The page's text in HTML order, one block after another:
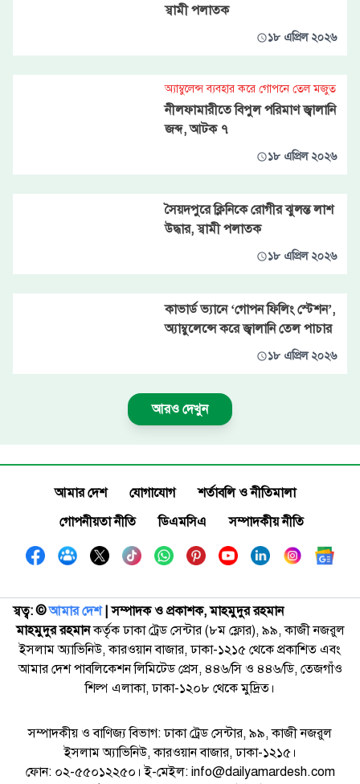
স্বামী পলাতক
১৮ এপ্রিল ২০২৬
অ্যাম্বুলেন্স ব্যবহার করে গোপনে তেল মজুত
নীলফামারীতে বিপুল পরিমাণ জ্বালানি
জব্দ, আটক ৭
১৮ এপ্রিল ২০২৬
সৈয়দপুরে ক্লিনিকে রোগীর ঝুলন্ত লাশ
উদ্ধার, স্বামী পলাতক
১৮ এপ্রিল ২০২৬
কাভার্ড ভ্যানে ‘গোপন ফিলিং স্টেশন’,
অ্যাম্বুলেন্সে করে জ্বালানি তেল পাচার
১৮ এপ্রিল ২০২৬
আরও দেখুন
আমার দেশ যোগাযোগ
শর্তাবলি ও নীতিমালা
গোপনীয়তা নীতি
ডিএমসিএ সম্পাদকীয় নীতি
স্বত্ব: ©️আমার দেশ| সম্পাদক ও প্রকাশক, মাহমুদুর রহমান
মাহমুদুর রহমানকর্তৃক ঢাকা ট্রেড সেন্টার (৮ম ফ্লোর), ৯৯, কাজী নজরুল
ইসলাম অ্যাভিনিউ, কারওয়ান বাজার, ঢাকা-১২১৫ থেকে প্রকাশিত এবং
আমার দেশ পাবলিকেশন লিমিটেড প্রেস, ৪৪৬/সি ও ৪৪৬/ডি, তেজগাঁও
শিল্প এলাকা, ঢাকা-১২০৮ থেকে মুদ্রিত।
সম্পাদকীয় ও বাণিজ্য বিভাগ: ঢাকা ট্রেড সেন্টার, ৯৯, কাজী নজরুল
ইসলাম অ্যাভিনিউ, কারওয়ান বাজার, ঢাকা-১২১৫।
ফোন: ০২-৫৫০১২২৫০। ই-মেইল: info@dailyamardesh.com